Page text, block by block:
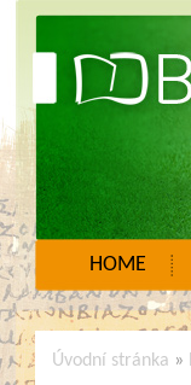
HOME
Úvodní stránka »